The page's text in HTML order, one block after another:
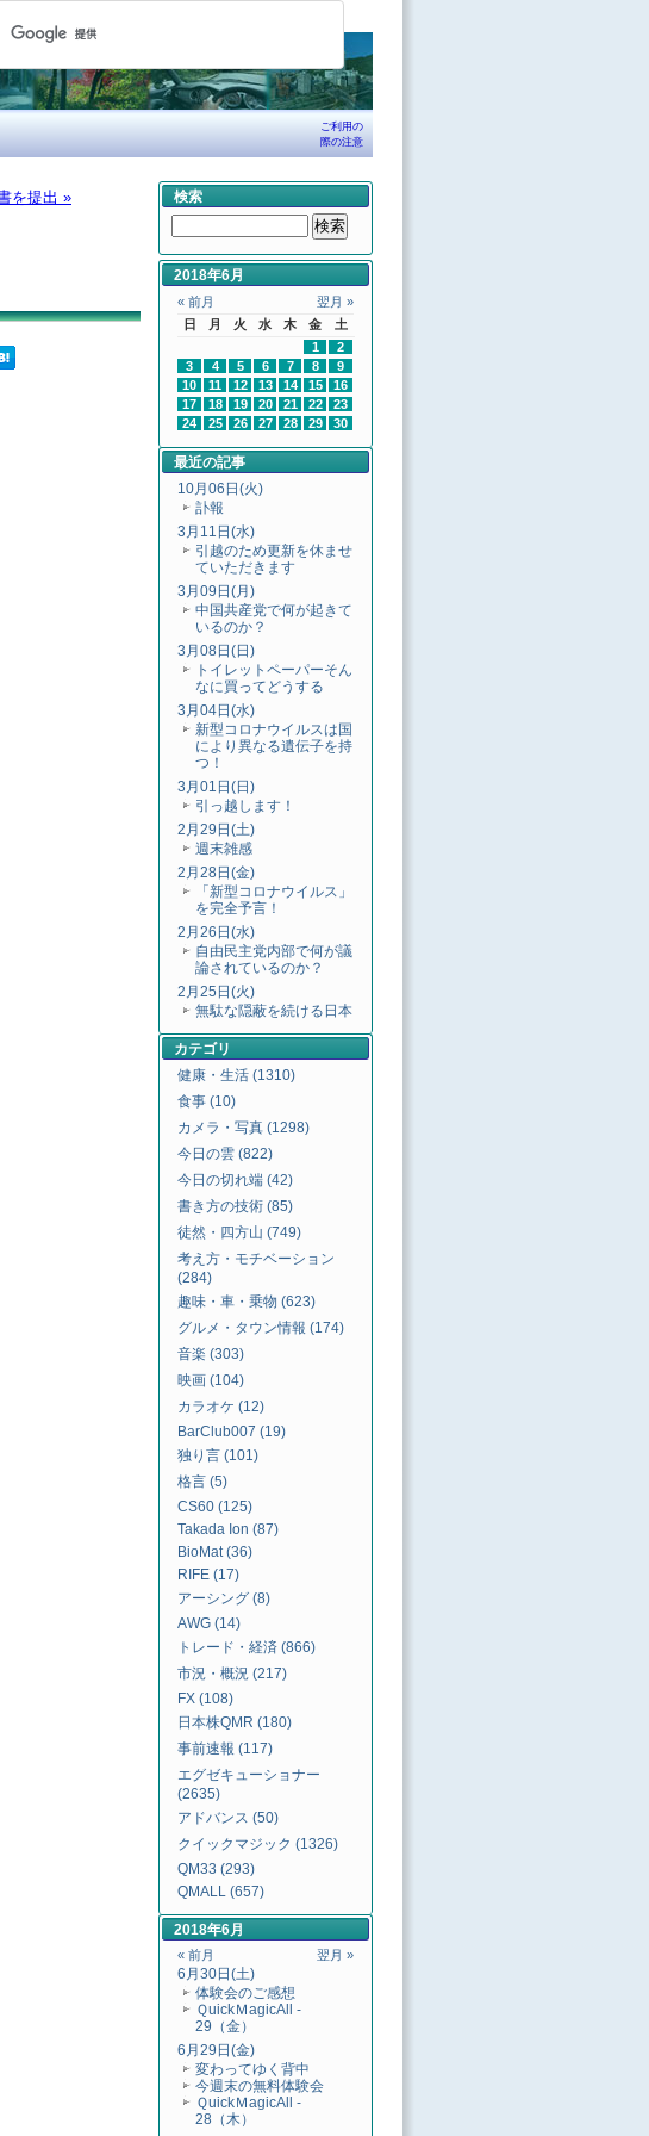
ご利用の
際の注意
を提出 » 検索
2018年6月
« 前月
翌月 »
日
月 火 水 木 金
土
1
2
3
4 5 6 7 8
9
10
11 12 13 14 15
16
17
18 19 20 21 22
23
24
25 26 27 28 29 30
最近の記事
10月06日(火)
訃報
3月11日(水)
引越のため更新を休ませ
ていただきます
3月09日(月)
中国共産党で何が起きて
いるのか？
3月08日(日)
トイレットペーパーそん
なに買ってどうする
3月04日(水)
新型コロナウイルスは国
により異なる遺伝子を持
つ！
3月01日(日)
引っ越します！
2月29日(土)
週末雑感
2月28日(金)
「新型コロナウイルス」
を完全予言！
2月26日(水)
自由民主党内部で何が議
論されているのか？
2月25日(火)
無駄な隠蔽を続ける日本
カテゴリ
健康・生活 (1310)
食事 (10)
カメラ・写真 (1298)
今日の雲 (822)
今日の切れ端 (42)
書き方の技術 (85)
徒然・四方山 (749)
考え方・モチベーション
(284)
趣味・車・乗物 (623)
グルメ・タウン情報 (174)
音楽 (303)
映画 (104)
カラオケ (12)
BarClub007 (19)
独り言 (101)
格言 (5)
CS60 (125)
Takada Ion (87)
BioMat (36)
RIFE (17)
アーシング (8)
AWG (14)
トレード・経済 (866)
市況・概況 (217)
FX (108)
日本株QMR (180)
事前速報 (117)
エグゼキューショナー
(2635)
アドバンス (50)
クイックマジック (1326)
QM33 (293)
QMALL (657)
2018年6月
« 前月 翌月 »
6月30日(土)
体験会のご感想
ＱuickＭagicAll -
29（金）
6月29日(金)
変わってゆく背中
今週末の無料体験会
ＱuickＭagicAll -
28（木）